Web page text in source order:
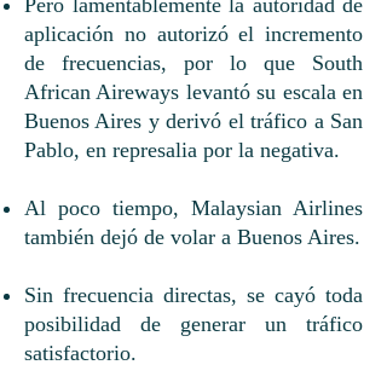
Pero lamentablemente la autoridad de
aplicación no autorizó el incremento
de frecuencias, por lo que South
African Aireways levantó su escala en
Buenos Aires y derivó el tráfico a San
Pablo, en represalia por la negativa.
Al poco tiempo, Malaysian Airlines
también dejó de volar a Buenos Aires.
Sin frecuencia directas, se cayó toda
posibilidad de generar un tráfico
satisfactorio.